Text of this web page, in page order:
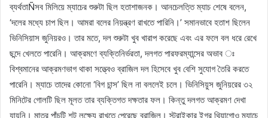
ব্যর্থতাÑসব মিলিয়ে ম্যাচের শুরুটা ছিল হতাশাজনক। আনচেলত্তি ম্যাচ শেষে বলেন,
‘দলের মধ্যে চাপ ছিল। আমরা বলের নিয়ন্ত্রণ রাখতে পারিনি।’ সমানভাবে হতাশ ছিলেন
ভিনিসিয়াস জুনিয়রও। তার মতে, দল শুরুটা খুব খারাপ করেছে এবং এর ফলে বল ধরে রেখে
ছন্দে খেলতে পারেনি। আক্রমণে ব্যক্তিনির্ভরতা, দলগত পারফরম্যান্সের অভাব ঃ
বিশ্বমানের আক্রমণভাগ থাকা সত্ত্বেও ব্রাজিল দল হিসেবে খুব বেশি সুযোগ তৈরি করতে
পারেনি। ম্যাচে তাদের কোনো ‘বিগ চান্স’ ছিল না বললেই চলে। ভিনিসিয়ুস জুনিয়রের ৩২
মিনিটের গোলটি ছিল মূলত তার ব্যক্তিগত দক্ষতার ফল। কিন্তু দলগত আক্রমণ দেখা
যায়নি। মাত্র পাঁচটি শট লক্ষ্যে রাখতে পেরেছে ব্রাজিল। স্ট্রাইকার ইগর থিয়াগোও ম্যাচে